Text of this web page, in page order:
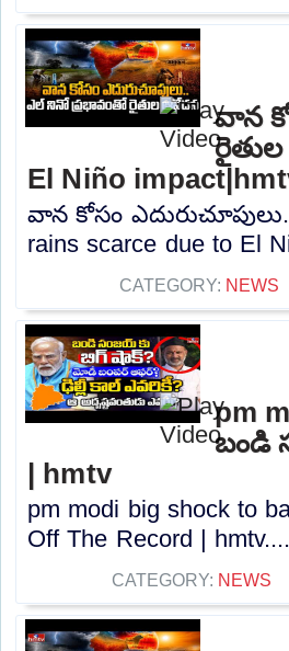
వాన
El Niño
వాన కోసం
rains scarce due to El
CATEGORY: NEWS
pm
బండి
| hmtv
pm modi big shock to
Off The Record |
CATEGORY: NEWS